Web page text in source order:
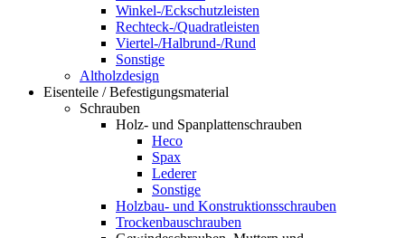
Winkel-/Eckschutzleisten
Rechteck-/Quadratleisten
Viertel-/Halbrund-/Rund
Sonstige
Altholzdesign
Eisenteile / Befestigungsmaterial
Schrauben
Holz- und Spanplattenschrauben
Heco
Spax
Lederer
Sonstige
Holzbau- und Konstruktionsschrauben
Trockenbauschrauben